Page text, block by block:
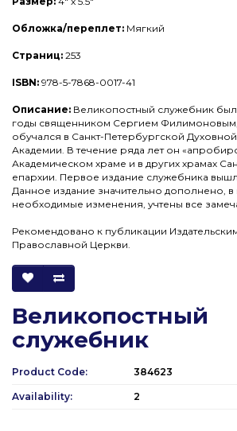
Обложка/переплет: Мягкий
Страниц: 253
ISBN: 978-5-7868-0017-41
Описание: Великопостный служебник был
годы священником Сергием Филимоновым,
обучался в Санкт-Петербургской
Академии. В течение ряда лет он
Академическом храме и в других храмах
епархии. Первое издание служебника
Данное издание значительно дополнено, в
необходимые изменения, учтены все
Рекомендовано к публикации
Православной Церкви.
Великопостный
служебник
Product Code: 384623
Availability: 2